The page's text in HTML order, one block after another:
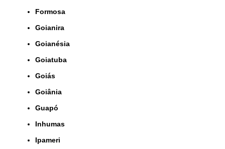
Formosa
Goianira
Goianésia
Goiatuba
Goiás
Goiânia
Guapó
Inhumas
Ipameri